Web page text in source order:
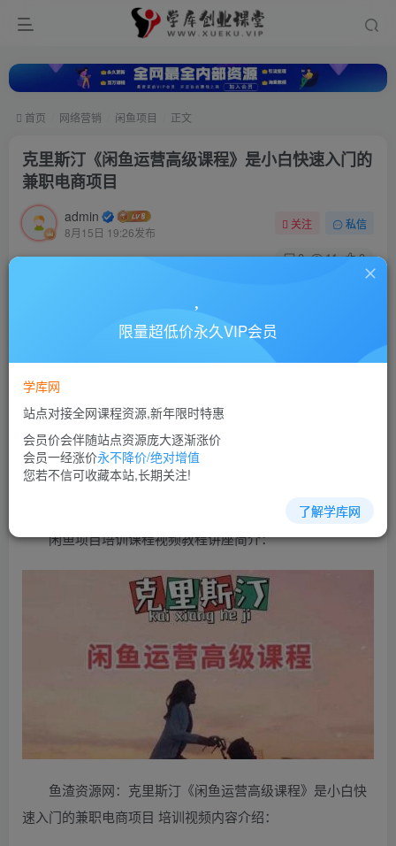
首页 网络营销 闲鱼项目 正文
克里斯汀《闲鱼运营高级课程》是小白快速入门的
兼职电商项目
admin
8月15日 19:26发布
关注 私信
0 11 0
此内容为付费资源，请付费后查看
10
立即购买
您当前未登录！建议登陆后购买，可保存购买订单
闲鱼项目培训课程视频教程讲座简介：
鱼渣资源网：克里斯汀《闲鱼运营高级课程》是小白快
速入门的兼职电商项目 培训视频内容介绍：
限量超低价永久VIP会员
学库网
站点对接全网课程资源,新年限时特惠
会员价会伴随站点资源庞大逐渐涨价
会员一经涨价永不降价/绝对增值
您若不信可收藏本站,长期关注!
了解学库网